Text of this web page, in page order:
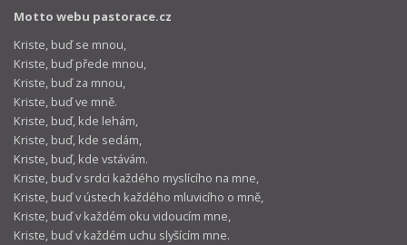
Motto webu pastorace.cz
Kriste, buď se mnou,
Kriste, buď přede mnou,
Kriste, buď za mnou,
Kriste, buď ve mně.
Kriste, buď, kde lehám,
Kriste, buď, kde sedám,
Kriste, buď, kde vstávám.
Kriste, buď v srdci každého myslícího na mne,
Kriste, buď v ústech každého mluvicího o mně,
Kriste, buď v každém oku vidoucím mne,
Kriste, buď v každém uchu slyšícím mne.